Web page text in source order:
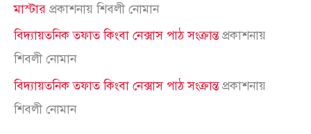
মাস্টার প্রকাশনায়শিবলী নোমান
বিদ্যায়তনিক তফাত কিংবা নেক্সাস পাঠ সংক্রান্তপ্রকাশনায়
শিবলী নোমান
বিদ্যায়তনিক তফাত কিংবা নেক্সাস পাঠ সংক্রান্তপ্রকাশনায়
শিবলী নোমান